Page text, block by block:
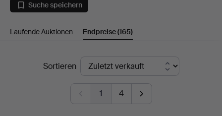
Auktionsverk
Suche speichern
Laufende Auktionen Endpreise(165)
EndpreiseSortieren
1 4